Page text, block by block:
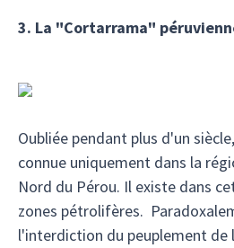
3. La "Cortarrama"
Oubliée pendant plus d'un
connue uniquement dans la
Nord du Pérou. Il existe dans
zones pétrolifères.
l'interdiction du peuplement de